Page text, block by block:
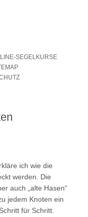
SEGELKURSE
ich wie die
werden. Die
auch „alte Hasen“
jedem Knoten ein
für Schritt.